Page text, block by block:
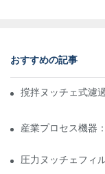
おすすめの記事
撹拌ヌッチェ式濾
産業プロセス機器
圧力ヌッチェフィ